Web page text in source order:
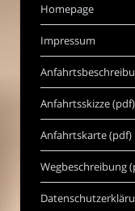
Homepage
Impressum
Anfahrtsskizze (pdf)
Anfahrtskarte (pdf)
Wegbeschreibung